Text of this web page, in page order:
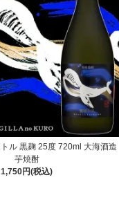
ル 黒麹 25度 720ml 大海酒造
芋焼酎
1,750円(税込)